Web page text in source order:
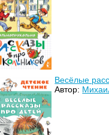
Весёлые
Автор: